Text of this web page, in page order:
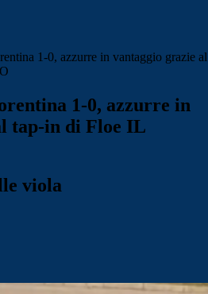
1-0, azzurre in vantaggio grazie al
1-0, azzurre in
tap-in di Floe IL
viola